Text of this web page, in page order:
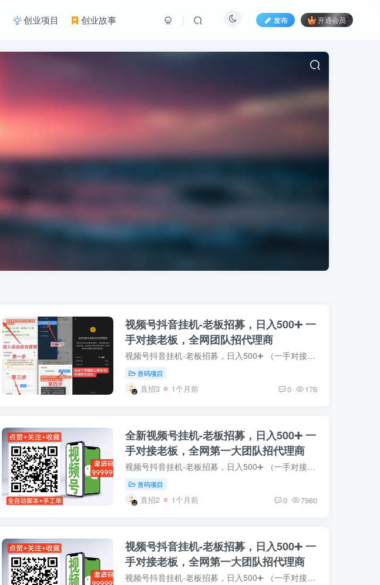
创业项目 创业故事 发布 开通会员
视频号抖音挂机-老板招募，日入500➕ 一
手对接老板，全网团队招代理商
视频号抖音挂机-老板招募，日入500➕ （一手对接老板，全网第一大团队招代理商 ） ❶项目介绍:: 各大短视频平台博主需要流量会投流买点赞，关注，收藏来曝光博主的视频，我们就是使用后台工具模...
首码项目
直招3 1个月前 0 176
全新视频号挂机-老板招募，日入500➕ 一
手对接老板，全网第一大团队招代理商
视频号抖音挂机-老板招募，日入500➕ （一手对接老板，全网第一大团队招代理商 ） ❶项目介绍:: 各大短视频平台博主需要流量会投流买点赞，关注，收藏来曝光博主的视频，我们就是使用后台工具模...
首码项目
直招2 1个月前 0 7980
视频号抖音挂机-老板招募，日入500➕ 一
手对接老板，全网第一大团队招代理商
视频号抖音挂机-老板招募，日入500➕ （一手对接老板，全网第一大团队招代理商 ） ❶项目介绍:: 各大短视频平台博主需要流量会投流买点赞，关注，收藏来曝光博主的视频，我们就是使用后台工具模...